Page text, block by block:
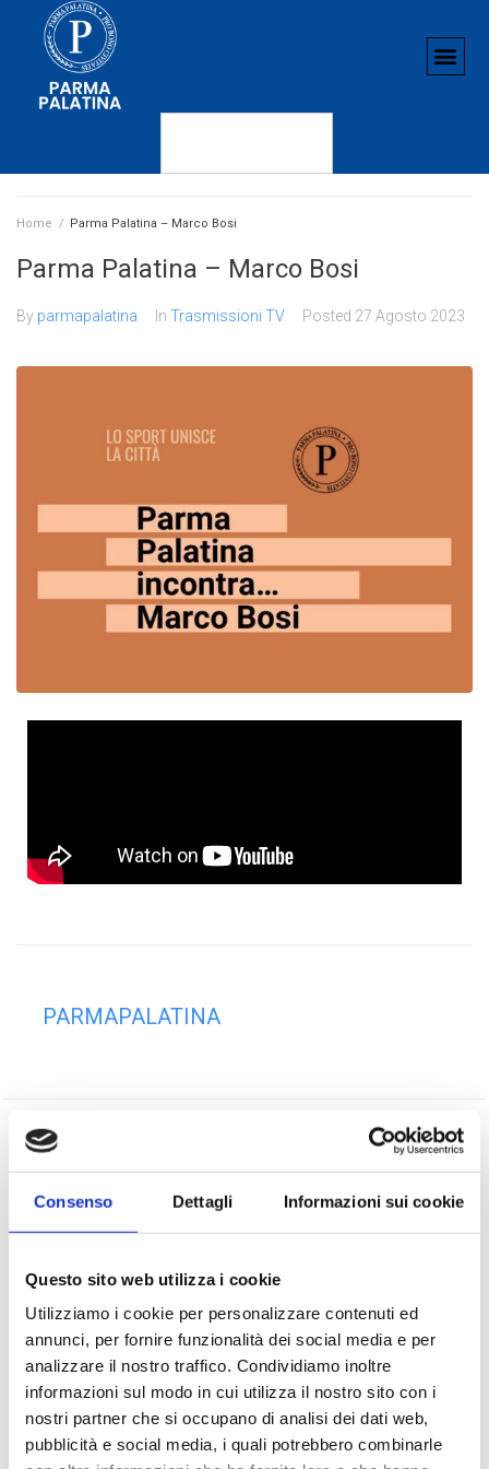
Consenso Dettagli Informazioni sui cookie
Questo sito web utilizza i cookie
Utilizziamo i cookie per personalizzare contenuti ed
annunci, per fornire funzionalità dei social media e per
analizzare il nostro traffico. Condividiamo inoltre
informazioni sul modo in cui utilizza il nostro sito con i
nostri partner che si occupano di analisi dei dati web,
pubblicità e social media, i quali potrebbero combinarle
Home / Parma Palatina – Marco Bosi
Parma Palatina – Marco Bosi
By parmapalatina In Trasmissioni TV Posted 27 Agosto 2023
PARMAPALATINA
Parma Palatina – Maddalena Ferroni
Parma Palatina – Mauro Biondini